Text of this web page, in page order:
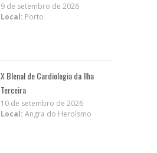
9 de setembro de 2026
Local: Porto
X BIenal de Cardiologia da Ilha
Terceira
10 de setembro de 2026
Local: Angra do Heroísmo